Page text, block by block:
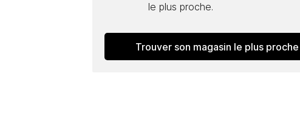
le plus proche.
Trouver son magasin le plus proche